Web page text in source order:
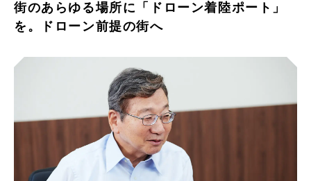
街のあらゆる場所に「ドローン着陸ポート」
を。ドローン前提の街へ